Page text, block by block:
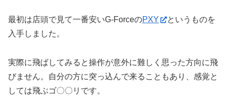
最初は店頭で見て一番安いG-ForceのPXY
というものを
入手しました。
実際に飛ばしてみると操作が意外に難しく思った方向に飛
びません。自分の方に突っ込んで来ることもあり、感覚と
しては飛ぶゴ〇〇リです。